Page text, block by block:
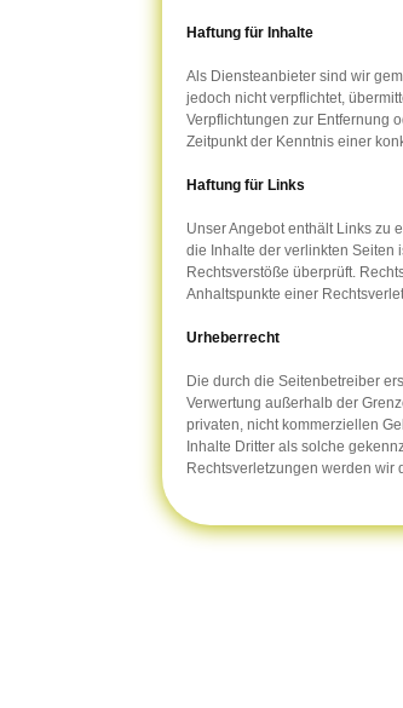
Haftung für Inhalte
Als Diensteanbieter sind wir
jedoch nicht verpflichtet,
Verpflichtungen zur Entfernung
Zeitpunkt der Kenntnis einer
Haftung für Links
Unser Angebot enthält Links zu
die Inhalte der verlinkten Seiten
Rechtsverstöße überprüft.
Anhaltspunkte einer
Urheberrecht
Die durch die Seitenbetreiber
Verwertung außerhalb der
privaten, nicht kommerziellen
Inhalte Dritter als solche
Rechtsverletzungen werden wir